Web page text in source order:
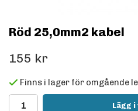
Röd 25,0mm2 kabel
155 kr
Finns i lager för omgående
Lägg